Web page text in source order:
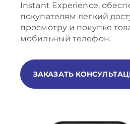
Instant Experience,
покупателям легкий
просмотру и покупке
мобильный телефон.
ЗАКАЗАТЬ